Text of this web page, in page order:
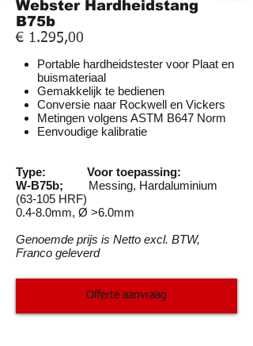
Webster Hardheidstang
B75b
€ 1.295,00
Portable hardheidstester voor Plaat en
buismateriaal
Gemakkelijk te bedienen
Conversie naar Rockwell en Vickers
Metingen volgens ASTM B647 Norm
Eenvoudige kalibratie
Type: Voor toepassing:
W-B75b; Messing, Hardaluminium
(63-105 HRF)
0.4-8.0mm, Ø >6.0mm
Genoemde prijs is Netto excl. BTW,
Franco geleverd
Offerte aanvraag